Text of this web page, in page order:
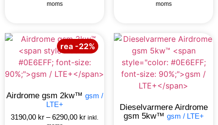
moms
moms
rea -22%
Airdrome gsm 2kw™ gsm /
LTE+
3190,00 kr –6290,00 kr inkl.
Dieselvarmere Airdrome
gsm 5kw™ gsm / LTE+